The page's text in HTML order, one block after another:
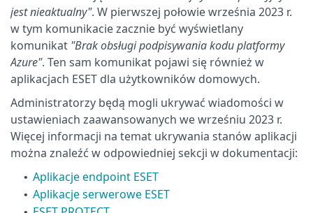
jest nieaktualny". W pierwszej połowie września 2023 r.
w tym komunikacie zacznie być wyświetlany
komunikat "Brak obsługi podpisywania kodu platformy
Azure". Ten sam komunikat pojawi się również w
aplikacjach ESET dla użytkowników domowych.
Administratorzy będą mogli ukrywać wiadomości w
ustawieniach zaawansowanych we wrześniu 2023 r.
Więcej informacji na temat ukrywania stanów aplikacji
można znaleźć w odpowiedniej sekcji w dokumentacji:
• Aplikacje endpoint ESET
• Aplikacje serwerowe ESET